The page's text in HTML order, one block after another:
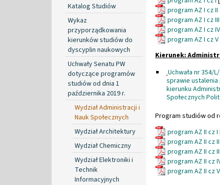
Katalog Studiów
Wykaz
przyporządkowania
kierunków studiów do
dyscyplin naukowych
Uchwały Senatu PW
dotyczące programów
studiów od dnia 1
października 2019 r.
Wydział Administracji i
Nauk Społecznych
Wydział Architektury
Wydział Chemiczny
Wydział Elektroniki i
Technik
Informacyjnych
program AZ I cz
program AZ I cz
program AZ I cz
program AZ I cz
Kierunek:
Uchwała nr 354/
sprawie
kierunku
Społecznych
Program studiów od
program AZ II cz I
program AZ II cz
program AZ II cz
program AZ II cz
program AZ II cz